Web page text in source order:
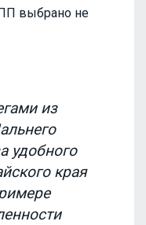
выбрано не
из
удобного
края